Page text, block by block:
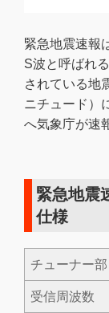
緊急地震速報
S波と呼ばれ
されている地
ニチュード）
へ気象庁が速
緊急地震
仕様
チューナー部
受信周波数